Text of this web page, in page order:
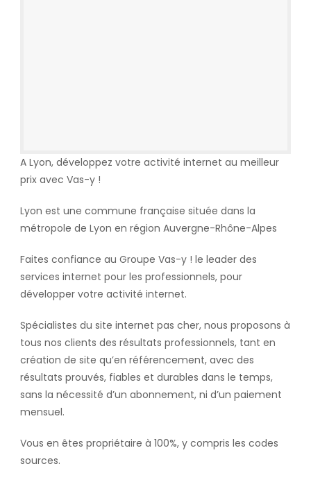
A Lyon, développez votre activité internet au meilleur
prix avec Vas-y !
Lyon est une commune française située dans la
métropole de Lyon en région Auvergne-Rhône-Alpes
Faites confiance au Groupe Vas-y ! le leader des
services internet pour les professionnels, pour
développer votre activité internet.
Spécialistes du site internet pas cher, nous proposons à
tous nos clients des résultats professionnels, tant en
création de site qu’en référencement, avec des
résultats prouvés, fiables et durables dans le temps,
sans la nécessité d’un abonnement, ni d’un paiement
mensuel.
Vous en êtes propriétaire à 100%, y compris les codes
sources.